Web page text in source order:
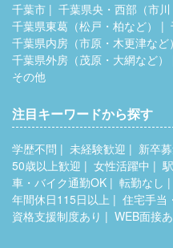
千葉市
千葉県央・西部（市川
千葉県東葛（松戸・柏など）
千葉県内房（市原・木更津など）
千葉県外房（茂原・大網など）
その他
注目キーワードから探す
学歴不問 未経験歓迎 新卒
50歳以上歓迎
女性活躍中
車・バイク通勤OK
転勤なし
年間休日115日以上
住宅手当
資格支援制度あり
WEB面接